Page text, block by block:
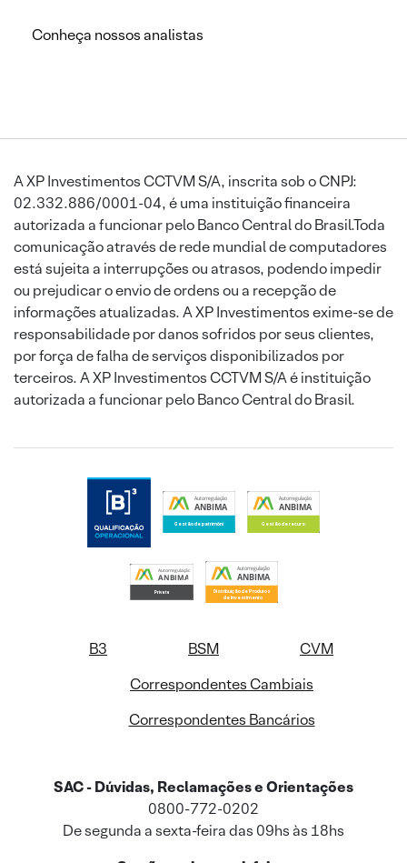
Conheça nossos analistas
A XP Investimentos CCTVM S/A, inscrita sob o CNPJ:
02.332.886/0001-04, é uma instituição financeira
autorizada a funcionar pelo Banco Central do Brasil.Toda
comunicação através de rede mundial de computadores
está sujeita a interrupções ou atrasos, podendo impedir
ou prejudicar o envio de ordens ou a recepção de
informações atualizadas. A XP Investimentos exime-se de
responsabilidade por danos sofridos por seus clientes,
por força de falha de serviços disponibilizados por
terceiros. A XP Investimentos CCTVM S/A é instituição
autorizada a funcionar pelo Banco Central do Brasil.
B3 BSM
CVM
Correspondentes Cambiais
Correspondentes Bancários
SAC - Dúvidas, Reclamações e Orientações
0800-772-0202
De segunda a sexta-feira das 09hs às 18hs